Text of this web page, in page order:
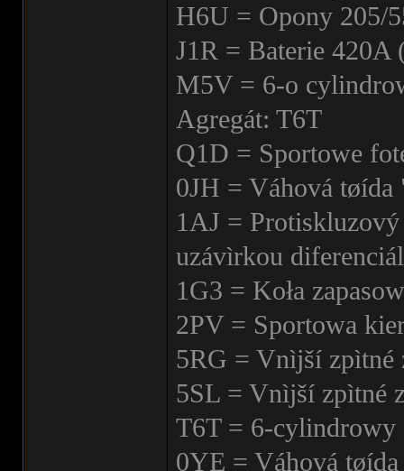
H6U = Opony 205/
J1R = Baterie 420A
M5V = 6-o
Agregát: T6T
Q1D = Sportowe
0JH = Váhová
1AJ =
uzávìrkou
1G3 = Koła
2PV = Sportowa
5RG = Vnìjší zpìtné
5SL = Vnìjší zpìtné
T6T = 6-cylindrowy
0YE = Váhová